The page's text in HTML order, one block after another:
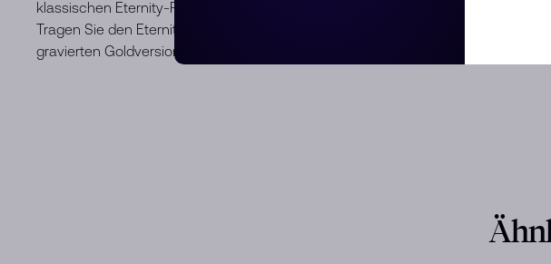
klassischen Eternity-Ring eine moderne Note.
Tragen Sie den Eternity-Ring aus schwarzer Emaille allein oder kombinieren Sie
gravierten Goldversion. Wir lieben es, ihn am Zeigefinger zu tragen.